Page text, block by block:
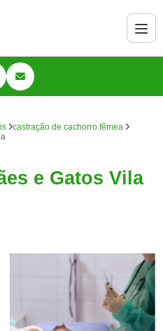
castração de cachorro fêmea
e Gatos Vila